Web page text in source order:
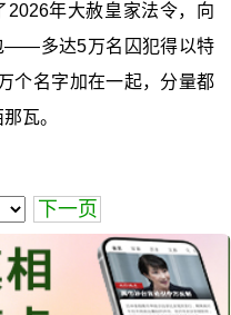
年大赦皇家法令，向
——多达5万名囚犯得以特
个名字加在一起，分量都
瓦。
下一页